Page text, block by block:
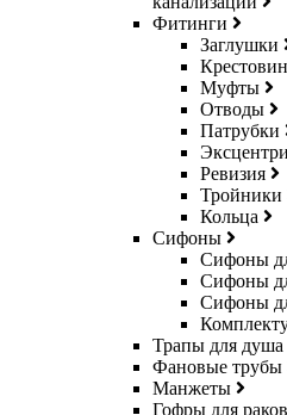
Фитинги
Заглушки
Муфты
Отводы
Патрубки
Ревизия
Тройники
Кольца
Сифоны
Сифоны
Сифоны
Сифоны
Трапы для
Фановые трубы
Манжеты
Гофры для